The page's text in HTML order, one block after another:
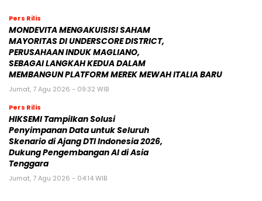
Pers Rilis
MONDEVITA MENGAKUISISI SAHAM
MAYORITAS DI UNDERSCORE DISTRICT,
PERUSAHAAN INDUK MAGLIANO,
SEBAGAI LANGKAH KEDUA DALAM
MEMBANGUN PLATFORM MEREK MEWAH ITALIA BARU
Jumat, 7 Agu 2026 - 09:32 WIB
Pers Rilis
HIKSEMI Tampilkan Solusi
Penyimpanan Data untuk Seluruh
Skenario di Ajang DTI Indonesia 2026,
Dukung Pengembangan AI di Asia
Tenggara
Jumat, 7 Agu 2026 - 04:14 WIB